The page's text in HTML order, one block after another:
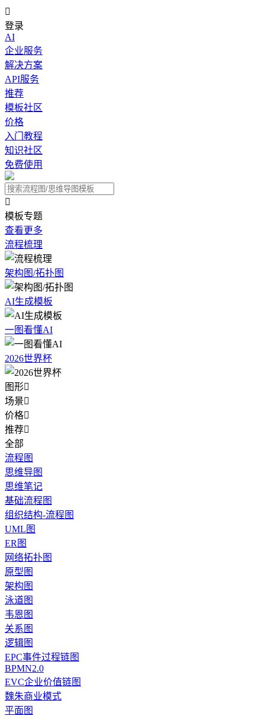

登录
AI
企业服务
解决方案
API服务
推荐
模板社区
价格
入门教程
知识社区
免费使用

模板专题
查看更多
流程梳理
架构图/拓扑图
AI生成模板
一图看懂AI
2026世界杯
图形
场景
价格
推荐
全部
流程图
思维导图
思维笔记
基础流程图
组织结构-流程图
UML图
ER图
网络拓扑图
原型图
架构图
泳道图
韦恩图
关系图
逻辑图
EPC事件过程链图
BPMN2.0
EVC企业价值链图
魏朱商业模式
平面图